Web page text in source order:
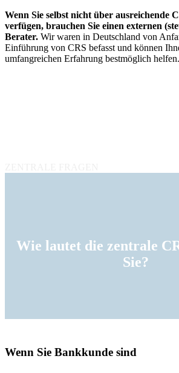
Wenn Sie selbst nicht über ausreichende
verfügen, brauchen Sie einen externen
Berater. Wir waren in Deutschland von
Einführung von CRS befasst und können
umfangreichen Erfahrung bestmöglich helfen.
Wie lautet die zentrale
Sie?
Wenn Sie Bankkunde sind